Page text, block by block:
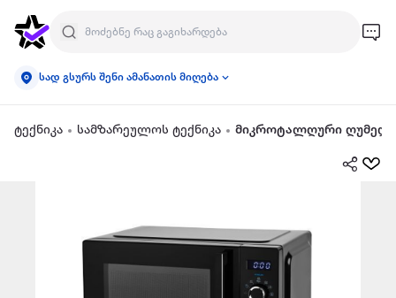
სად გსურს შენი ამანათის მიღება
ტექნიკა სამზარეულოს ტექნიკა მიკროტალღური